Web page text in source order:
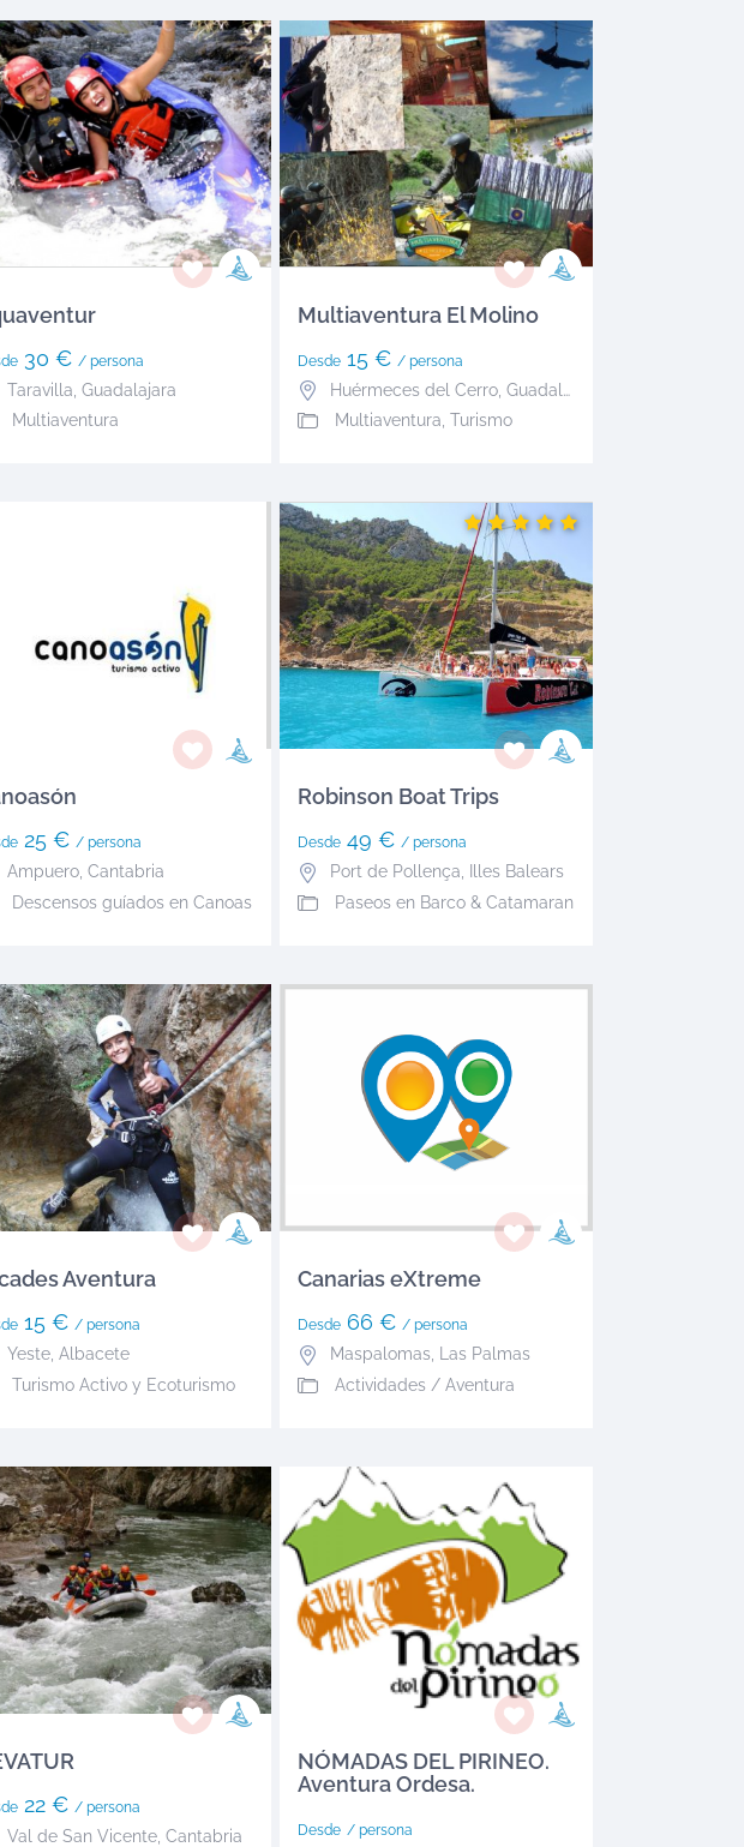
30 € / persona
Taravilla Guadalajara
Multiaventura
Multiaventura El Molino
Desde15 € / persona
Huérmeces del Cerro, Guadalajara
Multiaventura, Turismo
25 € / persona
Ampuero, Cantabria
Descensos guíados en Canoas
Robinson Boat Trips
Desde49 € / persona
Port de Pollença, Illes Balears
Paseos en Barco & Catamaran
Aventura
15 € / persona
Yeste, Albacete
Turismo Activo y Ecoturismo
Canarias eXtreme
Desde66 € / persona
Maspalomas,
Las Palmas
Actividades / Aventura
22 € / persona
Val de San Vicente, Cantabria
NÓMADAS DEL PIRINEO.
Aventura Ordesa.
Desde / persona